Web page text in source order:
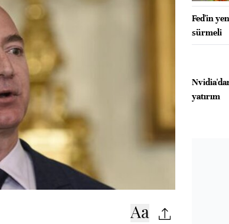
Fed'in
sürmeli
yatırım